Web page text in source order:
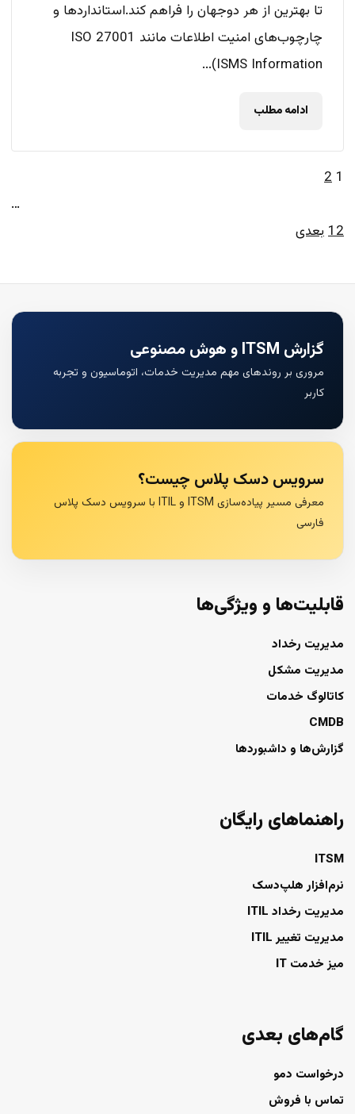
تا بهترین از هر دوجهان را فراهم کند.استانداردها و
چارچوب‌های امنیت اطلاعات مانند ISO 27001
(ISMS Information...
ادامه مطلب
صفحه‌بندی نوشته‌ها
1
2
…
12بعدی
گزارش ITSM و هوش مصنوعی
مروری بر روندهای مهم مدیریت خدمات، اتوماسیون و تجربه
کاربر
سرویس دسک پلاس چیست؟
معرفی مسیر پیاده‌سازی ITSM و ITIL با سرویس دسک پلاس
فارسی
قابلیت‌ها و ویژگی‌ها
مدیریت رخداد
مدیریت مشکل
کاتالوگ خدمات
CMDB
گزارش‌ها و داشبوردها
راهنماهای رایگان
ITSM
نرم‌افزار هلپ‌دسک
مدیریت رخداد ITIL
مدیریت تغییر ITIL
میز خدمت IT
گام‌های بعدی
درخواست دمو
تماس با فروش